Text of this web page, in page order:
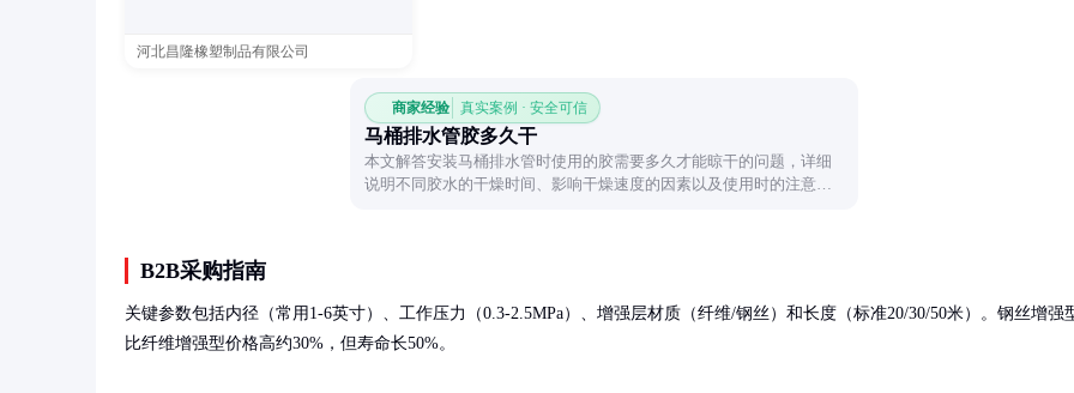
河北昌隆橡塑制品有限公司
商家经验 真实案例 · 安全可信
马桶排水管胶多久干
本文解答安装马桶排水管时使用的胶需要多久才能晾干的问题，详细
说明不同胶水的干燥时间、影响干燥速度的因素以及使用时的注意事
B2B采购指南
关键参数包括内径（常用1-6英寸）、工作压力（0.3-2.5MPa）、增强层材质（纤维/钢丝）和长度（标准20/30/50米）。钢丝增强
比纤维增强型价格高约30%，但寿命长50%。